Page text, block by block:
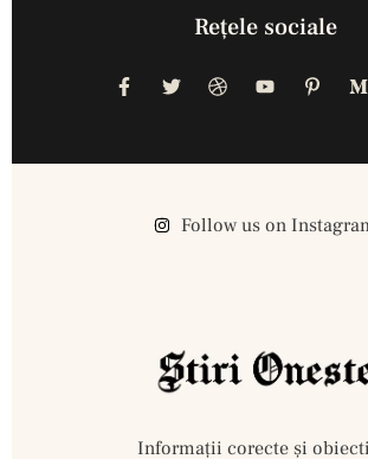
Reţele sociale
Follow us on
Informații corecte și